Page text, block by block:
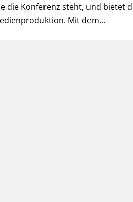
die Konferenz steht, und bietet
Mit dem...